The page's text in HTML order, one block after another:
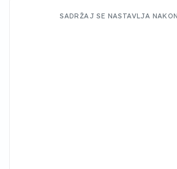
SADRŽAJ SE NASTAVLJA